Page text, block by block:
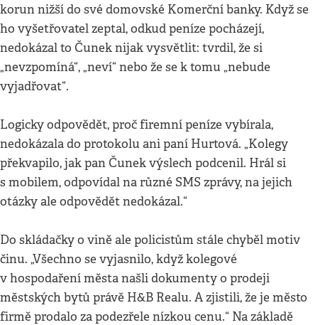
korun nižší do své domovské Komerční banky. Když se
ho vyšetřovatel zeptal, odkud peníze pocházejí,
nedokázal to Čunek nijak vysvětlit: tvrdil, že si
„nevzpomíná“, „neví“ nebo že se k tomu „nebude
vyjadřovat“.
Logicky odpovědět, proč firemní peníze vybírala,
nedokázala do protokolu ani paní Hurtová. „Kolegy
překvapilo, jak pan Čunek výslech podcenil. Hrál si
s mobilem, odpovídal na různé SMS zprávy, na jejich
otázky ale odpovědět nedokázal.“
Do skládačky o vině ale policistům stále chyběl motiv
činu. „Všechno se vyjasnilo, když kolegové
v hospodaření města našli dokumenty o prodeji
městských bytů právě H&B Realu. A zjistili, že je město
firmě prodalo za podezřele nízkou cenu.“ Na základě